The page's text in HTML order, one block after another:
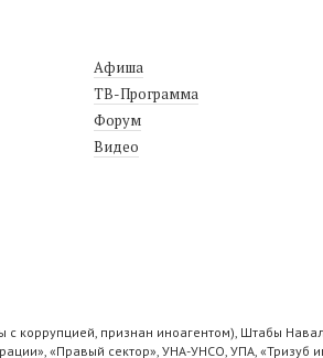
Афиша
ТВ-Программа
Форум
Видео
признан иноагентом), Штабы
«Правый сектор», УНА-УНСО, УПА, «Тризуб